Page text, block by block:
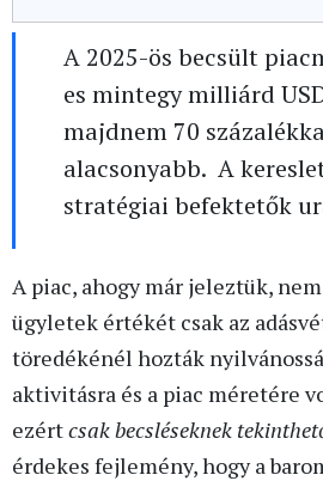
A 2025-ös becsült
es mintegy milliárd
majdnem 70
alacsonyabb. A
stratégiai befektetők
A piac, ahogy már jeleztük,
ügyletek értékét csak az
töredékénél hozták
aktivitásra és a piac méretére
ezértcsak becsléseknek
érdekes fejlemény, hogy a